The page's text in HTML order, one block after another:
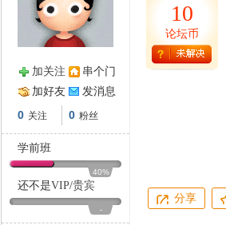
加关注
串个门
加好友
发消息
0 关注 0 粉丝
学前班
40%
还不是VIP/贵宾
-
10
论坛币
分享